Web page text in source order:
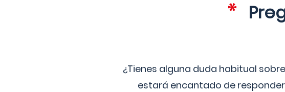
¿Tienes alguna duda habitual
estará encantado de